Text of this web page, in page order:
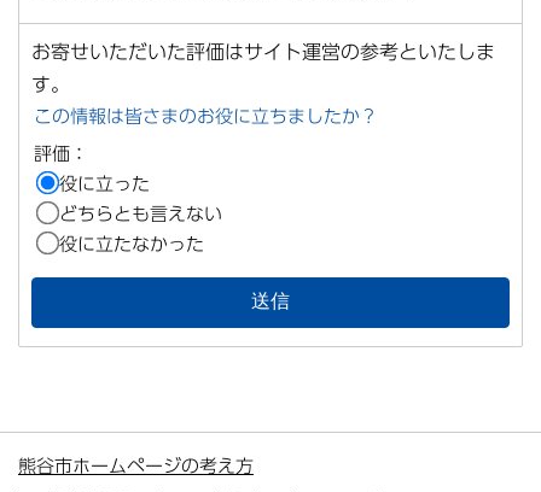
お寄せいただいた評価はサイト運営の参考といたしま
す。
この情報は皆さまのお役に立ちましたか？
評価：
役に立った
どちらとも言えない
役に立たなかった
熊谷市ホームページの考え方